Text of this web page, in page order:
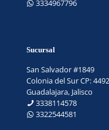
3334967796
Sucursal
San Salvador #1849
Colonia del Sur CP:
Guadalajara, Jalisco
3338114578
3322544581